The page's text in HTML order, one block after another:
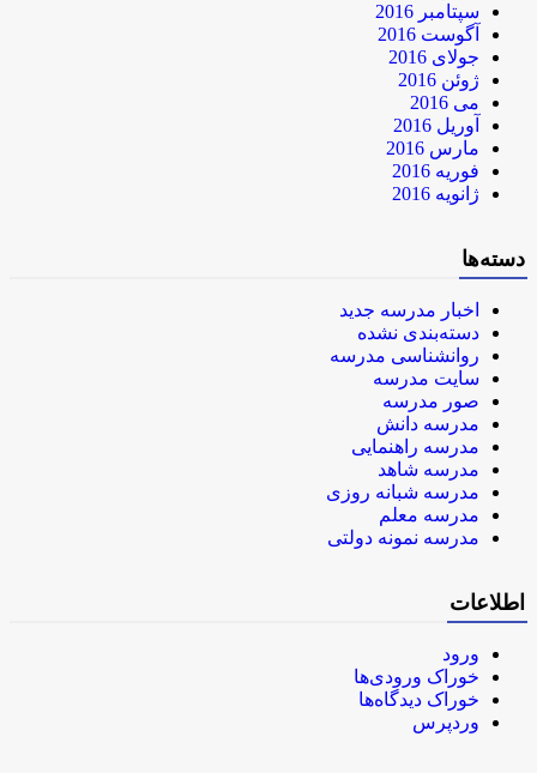
سپتامبر 2016
آگوست 2016
جولای 2016
ژوئن 2016
می 2016
آوریل 2016
مارس 2016
فوریه 2016
ژانویه 2016
دسته‌ها
اخبار مدرسه جدید
دسته‌بندی نشده
روانشناسی مدرسه
سایت مدرسه
صور مدرسه
مدرسه دانش
مدرسه راهنمایی
مدرسه شاهد
مدرسه شبانه روزی
مدرسه معلم
مدرسه نمونه دولتی
اطلاعات
ورود
خوراک ورودی‌ها
خوراک دیدگاه‌ها
وردپرس